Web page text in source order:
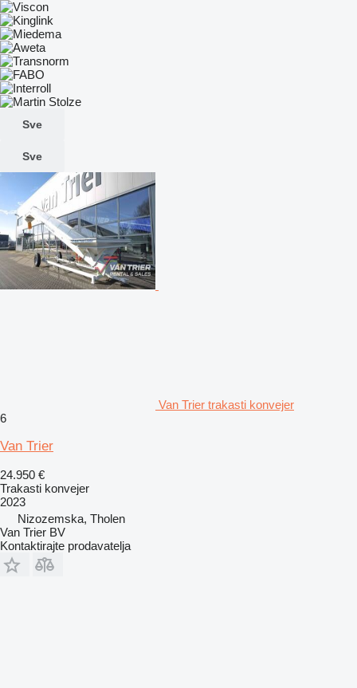
Sve
Sve
Van Trier trakasti konvejer
6
Van Trier
24.950 €
Trakasti konvejer
2023
Nizozemska, Tholen
Van Trier BV
Kontaktirajte prodavatelja